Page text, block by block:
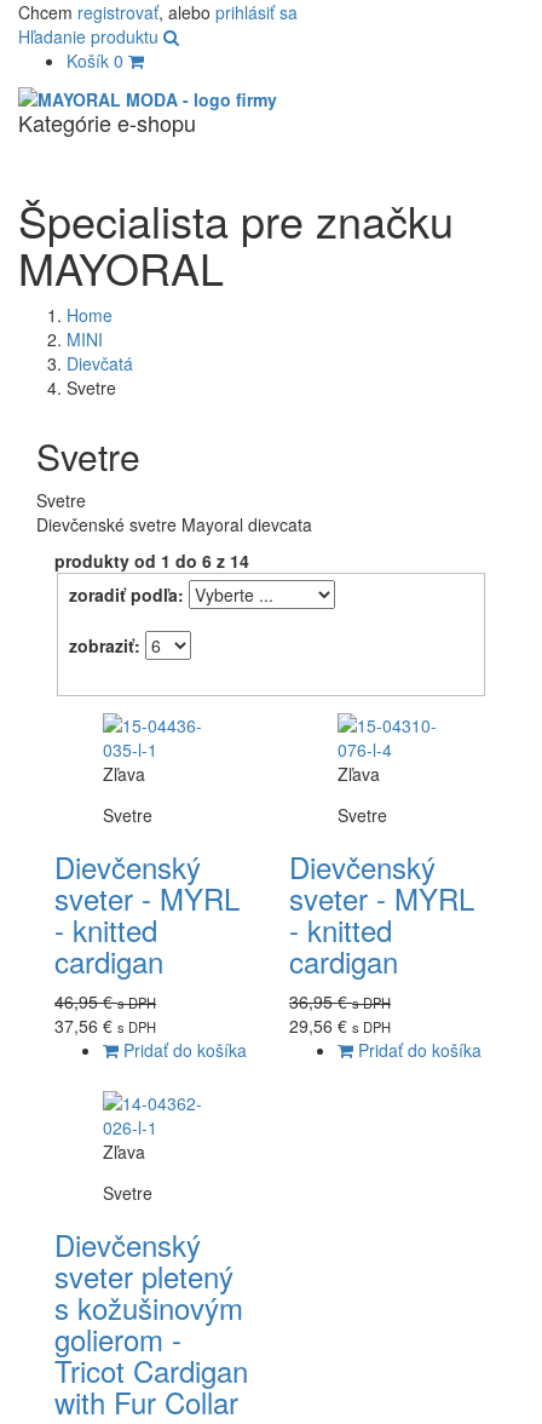
Chcem registrovať, alebo prihlásiť sa
Hľadanie produktu
Košík 0
Kategórie e-shopu
Špecialista pre značku
MAYORAL
Home
MINI
Dievčatá
Svetre
Svetre
Svetre
Dievčenské svetre Mayoral dievcata
produkty od 1 do 6 z 14
zoradiť podľa:
zobraziť:
Zľava
Svetre
Dievčenský
sveter - MYRL
- knitted
cardigan
46,95 €s DPH
37,56 € s DPH
Pridať do košíka
Zľava
Svetre
Dievčenský
sveter - MYRL
- knitted
cardigan
36,95 €s DPH
29,56 € s DPH
Pridať do košíka
Zľava
Svetre
Dievčenský
sveter pletený
s kožušinovým
golierom -
Tricot Cardigan
with Fur Collar